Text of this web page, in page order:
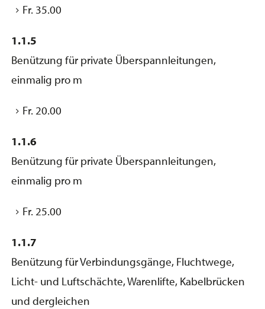
Fr. 35.00
1.1.5
Benützung für private Überspannleitungen,
einmalig pro m
Fr. 20.00
1.1.6
Benützung für private Überspannleitungen,
einmalig pro m
Fr. 25.00
1.1.7
Benützung für Verbindungsgänge, Fluchtwege,
Licht- und Luftschächte, Warenlifte, Kabelbrücken
und dergleichen